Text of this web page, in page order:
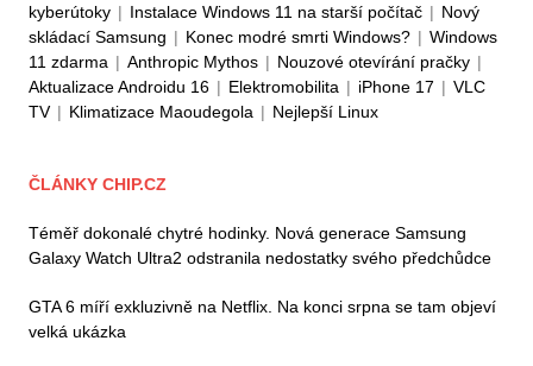
kyberútoky | Instalace Windows 11 na starší počítač | Nový
skládací Samsung | Konec modré smrti Windows? | Windows
11 zdarma | Anthropic Mythos | Nouzové otevírání pračky |
Aktualizace Androidu 16 | Elektromobilita | iPhone 17 | VLC
TV | Klimatizace Maoudegola | Nejlepší Linux
ČLÁNKY CHIP.CZ
Téměř dokonalé chytré hodinky. Nová generace Samsung
Galaxy Watch Ultra2 odstranila nedostatky svého předchůdce
GTA 6 míří exkluzivně na Netflix. Na konci srpna se tam objeví
velká ukázka